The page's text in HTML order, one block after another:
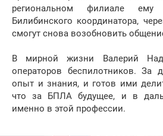
региональном филиале ему
Билибинского координатора,
смогут снова возобновить
В мирной жизни Валерий
операторов беспилотников. За
опыт и знания, и готов ими
что за БПЛА будущее, и в
именно в этой профессии.